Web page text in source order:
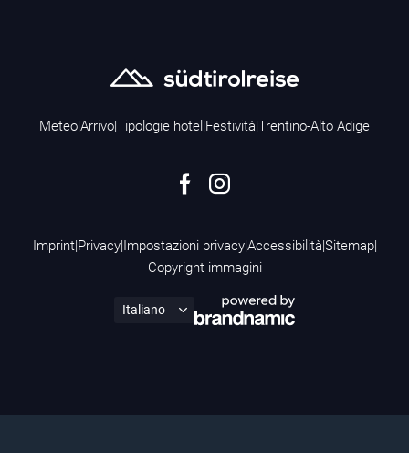
Meteo|Arrivo|Tipologie hotel |Festività|Trentino-Alto Adige
Imprint|Privacy|Impostazioni privacy|Accessibilità|Sitemap|
Copyright immagini